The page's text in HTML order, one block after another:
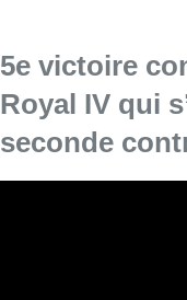
5e victoire
Royal IV qui
seconde
Nicolas Joostens